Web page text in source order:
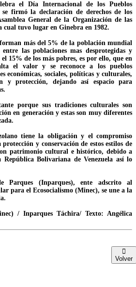
el Día Internacional de los Pueblos
firmó la declaración de derechos de los
General de la Organización de las
cual tuvo lugar en Ginebra en 1982.
más del 5% de la población mundial
las poblaciones mas desprotegidas y
15% de los más pobres, es por ello, que en
el valor y se reconoce a los pueblos
económicas, sociales, políticas y culturales,
y protección, dejando así espacio para
porque sus tradiciones culturales son
en generación y estas son muy diferentes
tiene la obligación y el compromiso
y conservación de estos estilos de
patrimonio cultural e histórico, debido a
Bolivariana de Venezuela así lo
Parques (Inparques), ente adscrito al
para el Ecosocialismo (Minec), se une a la
/ Inparques Táchira/ Texto: Angélica
Volver